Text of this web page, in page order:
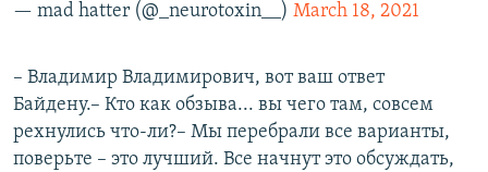
— mad hatter (@_neurotoxin__) March 18, 2021
– Владимир Владимирович, вот ваш ответ
Байдену.– Кто как обзыва... вы чего там, совсем
рехнулись что-ли?– Мы перебрали все варианты,
поверьте – это лучший. Все начнут это обсуждать,